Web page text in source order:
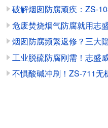
ZS-1034耐酸碱防腐涂
料：守护电厂翅片换热管
的高效秘诀
氯工况长效防护
破解烟囱防腐顽疾：ZS-
防护屏障
危废焚烧烟气防腐就用志
化涂料
烟囱防腐频繁返修？三大
根治
工业脱硫防腐刚需！志盛
高硬耐磨防腐涂料
不惧酸碱冲刷！ZS-711无